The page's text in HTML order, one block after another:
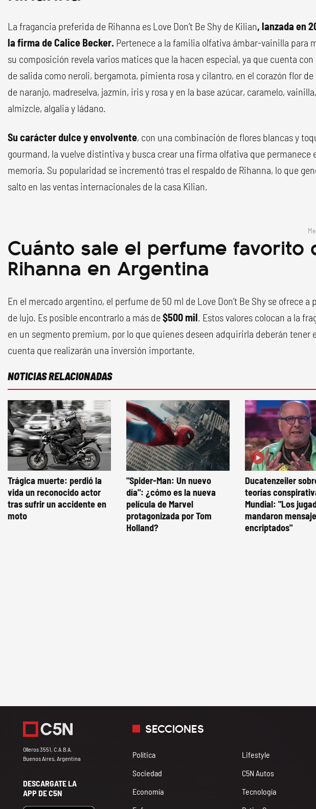
La fragancia preferida de Rihanna es Love Don’t Be Shy de Kilian, lanzada en
la firma de Calice Becker. Pertenece a la familia olfativa ámbar-vainilla para
su composición revela varios matices que la hacen especial, ya que cuenta con
de salida como neroli, bergamota, pimienta rosa y cilantro, en el corazón flor de
de naranjo, madreselva, jazmín, iris y rosa y en la base azúcar, caramelo, vainilla,
almizcle, algalia y ládano.
Su carácter dulce y envolvente, con una combinación de flores blancas y
gourmand, la vuelve distintiva y busca crear una firma olfativa que permanece
memoria. Su popularidad se incrementó tras el respaldo de Rihanna, lo que
salto en las ventas internacionales de la casa Kilian.
Cuánto sale el perfume favorito
Rihanna en Argentina
En el mercado argentino, el perfume de 50 ml de Love Don’t Be Shy se ofrece a
de lujo. Es posible encontrarlo a más de$500 mil. Estos valores colocan a la
en un segmento premium, por lo que quienes deseen adquirirla deberán tener
cuenta que realizarán una inversión importante.
NOTICIAS RELACIONADAS
Trágica muerte: perdió la
vida un reconocido actor
tras sufrir un accidente en
moto
"Spider-Man: Un nuevo
día": ¿cómo es la nueva
película de Marvel
protagonizada por Tom
Holland?
Ducatenzeiler
teorías
Mundial: "Los
mandaron
encriptados"
Olleros 3551, C.A.B.A.
Buenos Aires, Argentina
DESCARGATE LA
APP DE C5N
SECCIONES
Política
Sociedad
Economía
Lifestyle
C5N Autos
Tecnología